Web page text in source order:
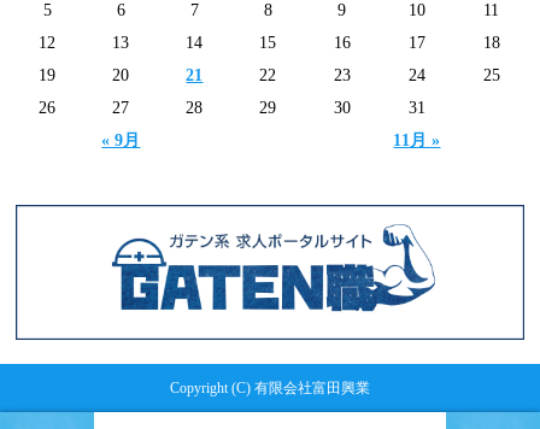
« 9月 11月 »
5
6 7 8 9 10
11
12
13 14 15 16 17
18
19
20 21 22 23 24
25
26
27 28 29 30 31
Copyright (C) 有限会社富田興業